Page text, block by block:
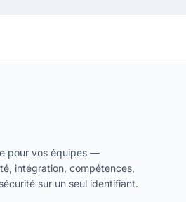
pour vos équipes —
intégration, compétences,
sur un seul identifiant.